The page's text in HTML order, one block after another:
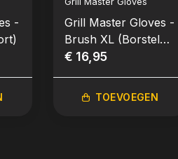
-
Grill Master Gloves -
Brush XL (Borstel
Lang)
€ 16,95
TOEVOEGEN